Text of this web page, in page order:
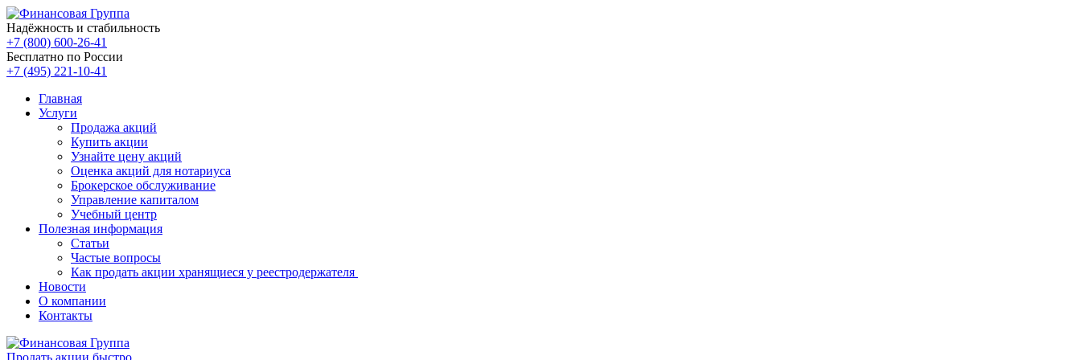
Надёжность и стабильность
+7 (800) 600-26-41
Бесплатно по России
+7 (495) 221-10-41
Главная
Услуги
Продажа акций
Купить акции
Узнайте цену акций
Оценка акций для нотариуса
Брокерское обслуживание
Управление капиталом
Учебный центр
Полезная информация
Статьи
Частые вопросы
Как продать акции хранящиеся у реестродержателя
Новости
О компании
Контакты
Продать акции быстро